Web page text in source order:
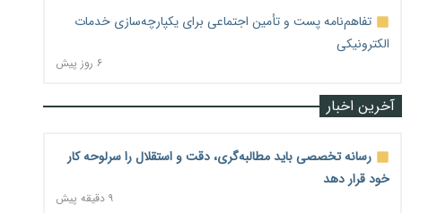
تفاهم‌نامه پست و تأمین اجتماعی برای یکپارچه‌سازی خدمات
الکترونیکی
۶ روز پیش
آخرین اخبار
رسانه تخصصی باید مطالبه‌گری، دقت و استقلال را سرلوحه کار
خود قرار دهد
۹ دقیقه پیش